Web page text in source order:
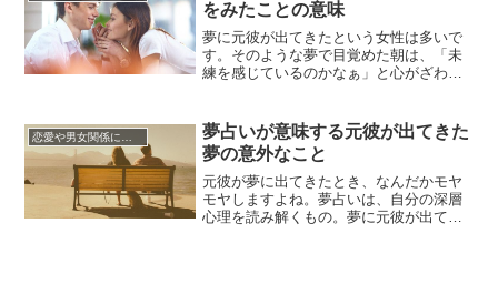
に、色や匂い、感情まで鮮明だったりす
ると、目覚めたあとも気になって仕方...
をみたことの意味
夢に元彼が出てきたという女性は多いで
す。そのような夢で目覚めた朝は、「未
練を感じているのかなぁ」と心がざわつ
す。深層心理を探るものだからですね。
夢は自分の心を映し出す鏡とも言われま
す。夢は、読み解き方によっては、人生
にプラスになるのです。また、夢は揺...
恋愛や男女関係についてのあれこれ
夢占いが意味する元彼が出てきた
夢の意外なこと
元彼が夢に出てきたとき、なんだかモヤ
モヤしますよね。夢占いは、自分の深層
心理を読み解くもの。夢に元彼が出てき